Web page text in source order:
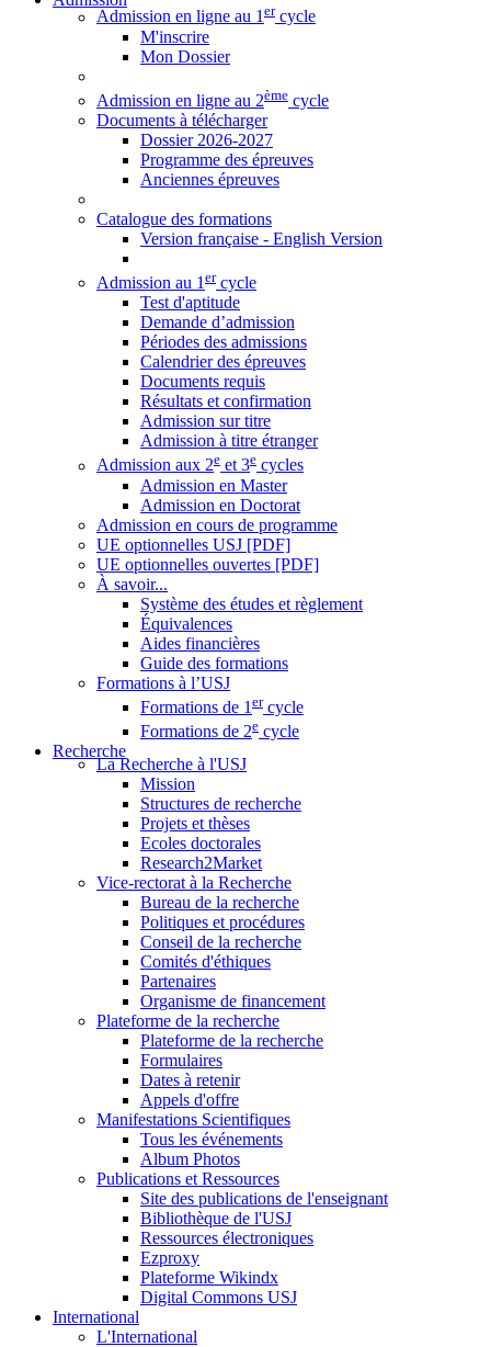
Admission en ligne au 1ercycle
M'inscrire
Mon Dossier
Admission en ligne au 2ème cycle
Documents à télécharger
Dossier 2026-2027
Programme des épreuves
Anciennes épreuves
Catalogue des formations
Version française - English Version
Admission au 1 ercycle
Test d'aptitude
Demande d’admission
Périodes des admissions
Calendrier des épreuves
Documents requis
Résultats et confirmation
Admission sur titre
Admission à titre étranger
Admission aux 2e et 3e cycles
Admission en Master
Admission en Doctorat
Admission en cours de programme
UE optionnelles USJ [PDF]
UE optionnelles ouvertes [PDF]
À savoir...
Système des études et règlement
Équivalences
Aides financières
Guide des formations
Formations à l’USJ
Formations de 1 ercycle
Formations de 2e cycle
Recherche
La Recherche à l'USJ
Mission
Structures de recherche
Projets et thèses
Ecoles doctorales
Research2Market
Vice-rectorat à la Recherche
Bureau de la recherche
Politiques et procédures
Conseil de la recherche
Comités d'éthiques
Partenaires
Organisme de financement
Plateforme de la recherche
Plateforme de la recherche
Formulaires
Dates à retenir
Appels d'offre
Manifestations Scientifiques
Tous les événements
Album Photos
Publications et Ressources
Site des publications de l'enseignant
Bibliothèque de l'USJ
Ressources électroniques
Ezproxy
Plateforme Wikindx
Digital Commons USJ
International
L'International